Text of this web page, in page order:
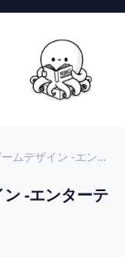
白井博士の未来のゲームデザイン -エンターテインメントシステムの科学-
-エンターテ